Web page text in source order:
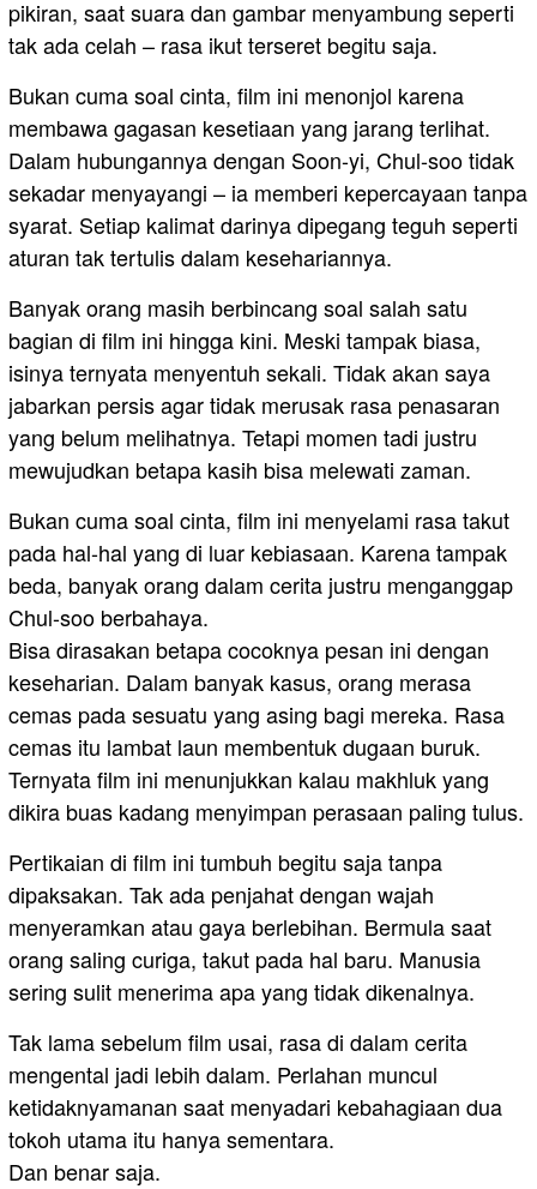
pikiran, saat suara dan gambar menyambung seperti
tak ada celah – rasa ikut terseret begitu saja.
Bukan cuma soal cinta, film ini menonjol karena
membawa gagasan kesetiaan yang jarang terlihat.
Dalam hubungannya dengan Soon-yi, Chul-soo tidak
sekadar menyayangi – ia memberi kepercayaan tanpa
syarat. Setiap kalimat darinya dipegang teguh seperti
aturan tak tertulis dalam kesehariannya.
Banyak orang masih berbincang soal salah satu
bagian di film ini hingga kini. Meski tampak biasa,
isinya ternyata menyentuh sekali. Tidak akan saya
jabarkan persis agar tidak merusak rasa penasaran
yang belum melihatnya. Tetapi momen tadi justru
mewujudkan betapa kasih bisa melewati zaman.
Bukan cuma soal cinta, film ini menyelami rasa takut
pada hal-hal yang di luar kebiasaan. Karena tampak
beda, banyak orang dalam cerita justru menganggap
Chul-soo berbahaya.
Bisa dirasakan betapa cocoknya pesan ini dengan
keseharian. Dalam banyak kasus, orang merasa
cemas pada sesuatu yang asing bagi mereka. Rasa
cemas itu lambat laun membentuk dugaan buruk.
Ternyata film ini menunjukkan kalau makhluk yang
dikira buas kadang menyimpan perasaan paling tulus.
Pertikaian di film ini tumbuh begitu saja tanpa
dipaksakan. Tak ada penjahat dengan wajah
menyeramkan atau gaya berlebihan. Bermula saat
orang saling curiga, takut pada hal baru. Manusia
sering sulit menerima apa yang tidak dikenalnya.
Tak lama sebelum film usai, rasa di dalam cerita
mengental jadi lebih dalam. Perlahan muncul
ketidaknyamanan saat menyadari kebahagiaan dua
tokoh utama itu hanya sementara.
Dan benar saja.